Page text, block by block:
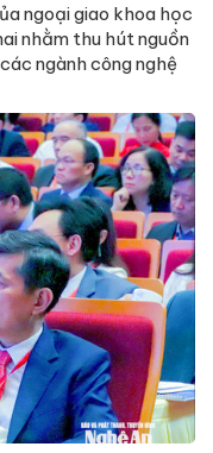
ngoại giao khoa học
nhằm thu hút nguồn
ngành công nghệ